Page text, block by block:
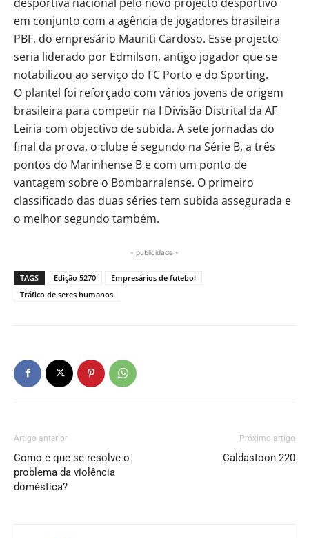
em conjunto com a agência de jogadores brasileira
PBF, do empresário Mauriti Cardoso. Esse projecto
seria liderado por Edmilson, antigo jogador que se
notabilizou ao serviço do FC Porto e do Sporting.
O plantel foi reforçado com vários jovens de origem
brasileira para competir na I Divisão Distrital da AF
Leiria com objectivo de subida. A sete jornadas do
final da prova, o clube é segundo na Série B, a três
pontos do Marinhense B e com um ponto de
vantagem sobre o Bombarralense. O primeiro
classificado das duas séries tem subida assegurada e
o melhor segundo também.
- publicidade -
TAGS Edição 5270
Empresários de futebol
Tráfico de seres humanos
Artigo anterior
Como é que se resolve o
problema da violência
doméstica?
Próximo artigo
Caldastoon 220